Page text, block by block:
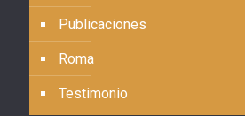
Publicaciones
Roma
Testimonio